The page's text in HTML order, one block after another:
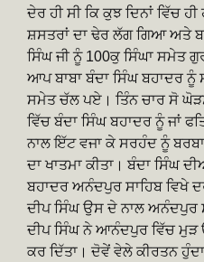
ਦੇਰ ਹੀ ਸੀ ਕਿ ਕੁਝ ਦਿਨਾਂ ਵਿੱਚ
ਸ਼ਸਤਰਾਂ ਦਾ ਢੇਰ ਲੱਗ ਗਿਆ ਅਤੇ
ਸਿੰਘ ਜੀ ਨੂੰ 100ਕੁ ਸਿੰਘਾ ਸਮੇਤ
ਆਪ ਬਾਬਾ ਬੰਦਾ ਸਿੰਘ ਬਹਾਦਰ ਨੂੰ
ਸਮੇਤ ਚੱਲ ਪਏ। ਤਿੰਨ ਚਾਰ ਸੋ
ਵਿੱਚ ਬੰਦਾ ਸਿੰਘ ਬਹਾਦਰ ਨੂੰ ਜਾਂ
ਨਾਲ ਇੱਟ ਵਜਾ ਕੇ ਸਰਹੰਦ ਨੂੰ
ਦਾ ਖਾਤਮਾ ਕੀਤਾ। ਬੰਦਾ ਸਿੰਘ
ਬਹਾਦਰ ਅਨੰਦਪੁਰ ਸਾਹਿਬ ਵਿਖੇ
ਦੀਪ ਸਿੰਘ ਉਸ ਦੇ ਨਾਲ ਅਨੰਦਪੁਰ
ਦੀਪ ਸਿੰਘ ਨੇ ਆਨੰਦਪੁਰ ਵਿੱਚ ਮੁੜ
ਕਰ ਦਿੱਤਾ। ਦੋਵੇਂ ਵੇਲੇ ਕੀਰਤਨ